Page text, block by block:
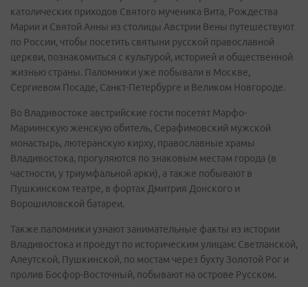
католических приходов Святого мученика Вита, Рождества
Марии и Святой Анны из столицы Австрии Вены путешествуют
по России, чтобы посетить святыни русской православной
церкви, познакомиться с культурой, историей и общественной
жизнью страны. Паломники уже побывали в Москве,
Сергиевом Посаде, Санкт-Петербурге и Великом Новгороде.
Во Владивостоке австрийские гости посетят Марфо-
Мариинскую женскую обитель, Серафимовский мужской
монастырь, лютеранскую кирху, православные храмы
Владивостока, прогуляются по знаковым местам города (в
частности, у триумфальной арки), а также побывают в
Пушкинском театре, в фортах Дмитрия Донского и
Ворошиловской батареи.
Также паломники узнают занимательные факты из истории
Владивостока и проедут по историческим улицам: Светланской,
Алеутской, Пушкинской, по мостам через бухту Золотой Рог и
пролив Босфор-Восточный, побывают на острове Русском.